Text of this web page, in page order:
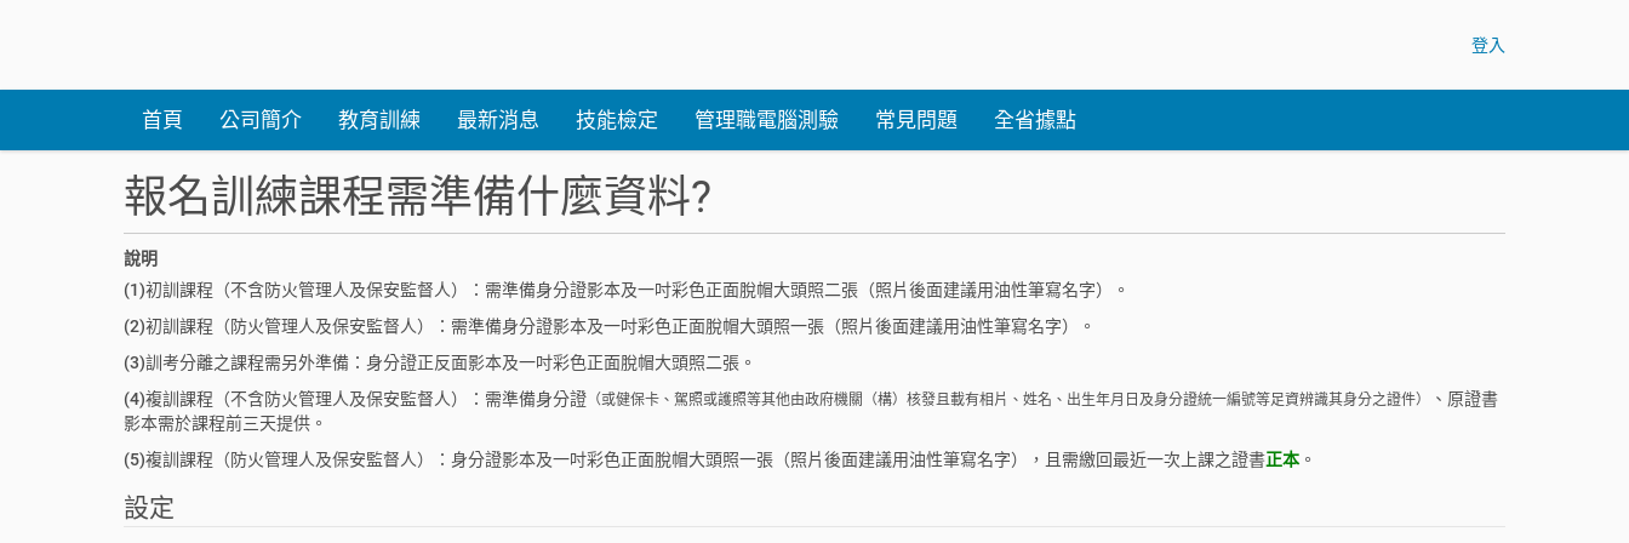
登入
首頁 公司簡介 教育訓練 最新消息 技能檢定 管理職電腦測驗 常見問題 全省據點
報名訓練課程需準備什麼資料?
說明
(1)初訓課程（不含防火管理人及保安監督人）：需準備身分證影本及一吋彩色正面脫帽大頭照二張（照片後面建議用油性筆寫名字）。
(2)初訓課程（防火管理人及保安監督人）：需準備身分證影本及一吋彩色正面脫帽大頭照一張（照片後面建議用油性筆寫名字）。
(3)訓考分離之課程需另外準備：身分證正反面影本及一吋彩色正面脫帽大頭照二張。
(4)複訓課程（不含防火管理人及保安監督人）：需準備身分證 （或健保卡、駕照或護照等其他由政府機關（構）核發且載有相片、姓名、出生年月日及身分證統一編號等足資辨識其身分之證件）
、原證書
影本需於課程前三天提供。
(5)複訓課程（防火管理人及保安監督人）：身分證影本及一吋彩色正面脫帽大頭照一張（照片後面建議用油性筆寫名字），且需繳回最近一次上課之證書正本 。
設定